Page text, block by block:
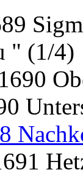
" (1/4)
1690